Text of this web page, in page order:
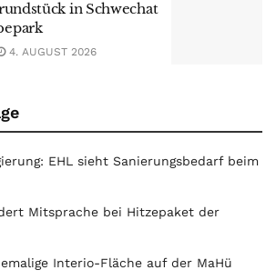
in Schwechat
4. AUGUST 2026
EHL sieht Sanierungsbedarf beim
Mitsprache bei Hitzepaket der
Interio-Fläche auf der MaHü